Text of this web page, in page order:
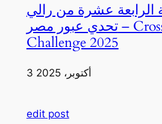
الرابعة عشرة من رالي
تحدي عبور مصر – Cross Egypt
Challenge 2025
3 أكتوبر، 2025
edit post